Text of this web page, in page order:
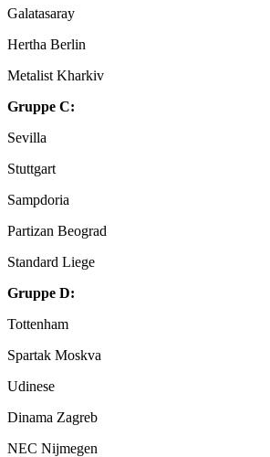
Galatasaray
Hertha Berlin
Metalist Kharkiv
Gruppe C:
Sevilla
Stuttgart
Sampdoria
Partizan Beograd
Standard Liege
Gruppe D:
Tottenham
Spartak Moskva
Udinese
Dinama Zagreb
NEC Nijmegen